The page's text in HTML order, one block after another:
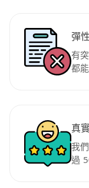
彈
有
都
真
我
過